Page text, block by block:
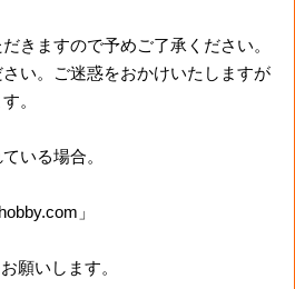
きますので予めご了承ください。
い。ご迷惑をおかけいたしますが
。
いる場合。
」
願いします。